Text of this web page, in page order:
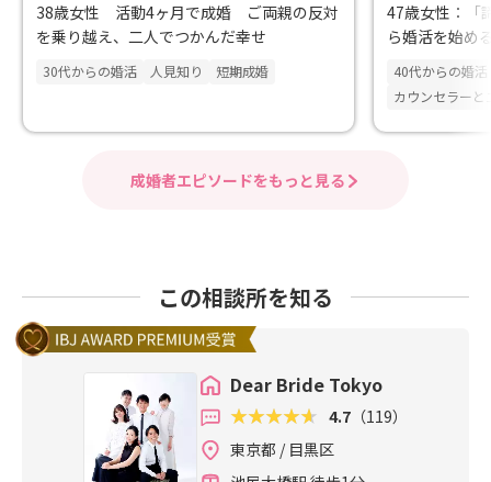
38歳女性 活動4ヶ月で成婚 ご両親の反対
を乗り越え、二人でつかんだ幸せ
30代からの婚活 人見知り 短期成婚
47歳女性：「
ら婚活を始め
まれている
はず
40代からの婚活
カウンセラーと
成婚者エピソードをもっと見る
この相談所を知る
Dear Bride Tokyo
4.7 （119）
東京都 / 目黒区